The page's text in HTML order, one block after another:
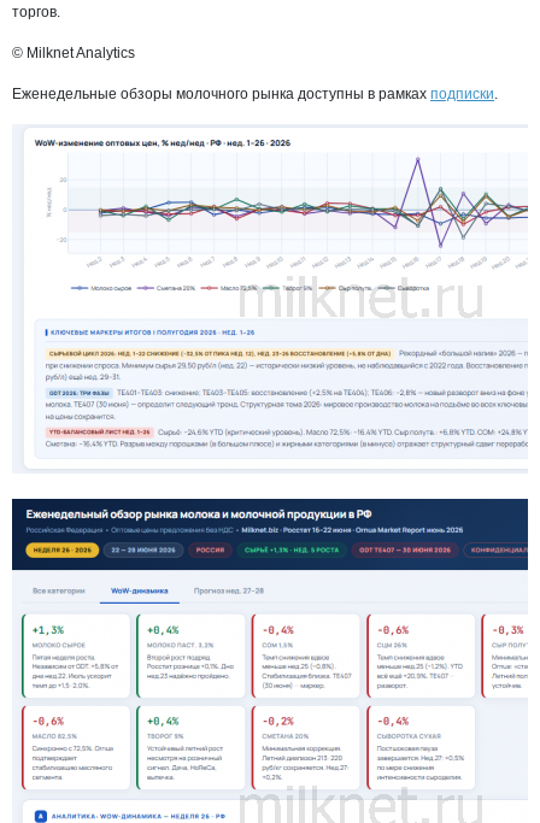
торгов.
© Milknet Analytics
Еженедельные обзоры молочного рынка доступны в рамках подписки.